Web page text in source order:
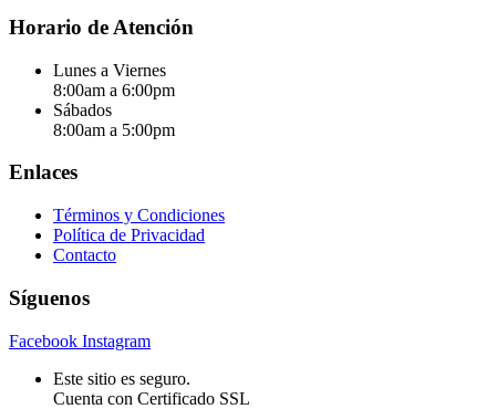
Horario de Atención
Lunes a Viernes
8:00am a 6:00pm
Sábados
8:00am a 5:00pm
Enlaces
Términos y Condiciones
Política de Privacidad
Contacto
Síguenos
Facebook Instagram
Este sitio es seguro.
Cuenta con Certificado SSL